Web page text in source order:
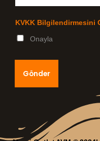
KVKK Bilgilendirmesini
Onayla
Gönder